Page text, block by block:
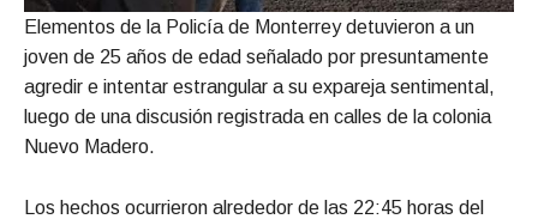
Elementos de la Policía de Monterrey detuvieron a un
joven de 25 años de edad señalado por presuntamente
agredir e intentar estrangular a su expareja sentimental,
luego de una discusión registrada en calles de la colonia
Nuevo Madero.
Los hechos ocurrieron alrededor de las 22:45 horas del